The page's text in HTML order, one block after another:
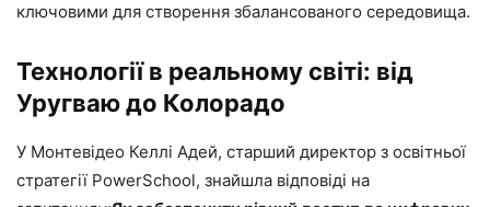
ключовими для створення збалансованого середовища.
Технології в реальному світі: від
Уругваю до Колорадо
У Монтевідео Келлі Адей, старший директор з освітньої
стратегії PowerSchool, знайшла відповіді на